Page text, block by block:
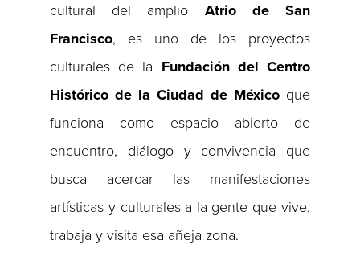
cultural del amplio Atrio de San
Francisco, es uno de los proyectos
culturales de la Fundación del Centro
Histórico de la Ciudad de Méxicoque
funciona como espacio abierto de
encuentro, diálogo y convivencia que
busca acercar las manifestaciones
artísticas y culturales a la gente que vive,
trabaja y visita esa añeja zona.